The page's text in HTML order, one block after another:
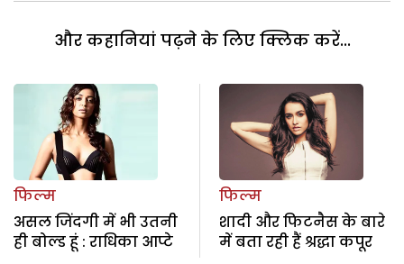
और कहानियां पढ़ने के लिए क्लिक करें...
फिल्म
असल जिंदगी में भी उतनी
ही बोल्ड हूं : राधिका आप्टे
फिल्म
शादी और फिटनैस के बारे
में बता रही हैं श्रद्धा कपूर